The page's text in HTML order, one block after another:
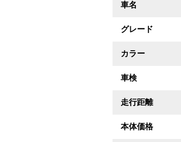
車名
グレード
カラー
車検
走行距離
本体価格